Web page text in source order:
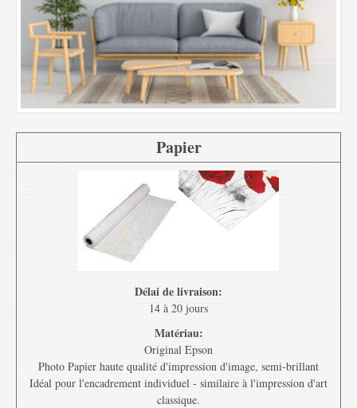
Papier
Délai de livraison:
14 à 20 jours
Matériau:
Original Epson
Photo Papier haute qualité d'impression d'image, semi-brillant
Idéal pour l'encadrement individuel - similaire à l'impression d'art
classique.